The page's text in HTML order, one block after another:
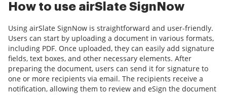
How to use airSlate SignNow
Using airSlate SignNow is straightforward and user-friendly.
Users can start by uploading a document in various formats,
including PDF. Once uploaded, they can easily add signature
fields, text boxes, and other necessary elements. After
preparing the document, users can send it for signature to
one or more recipients via email. The recipients receive a
notification, allowing them to review and eSign the document